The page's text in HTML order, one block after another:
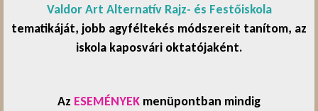
Valdor Art Alternatív Rajz- és Festőiskola
tematikáját, jobb agyféltekés módszereit tanítom, az
iskola kaposvári oktatójaként.
Az ESEMÉNYEK menüpontban mindig